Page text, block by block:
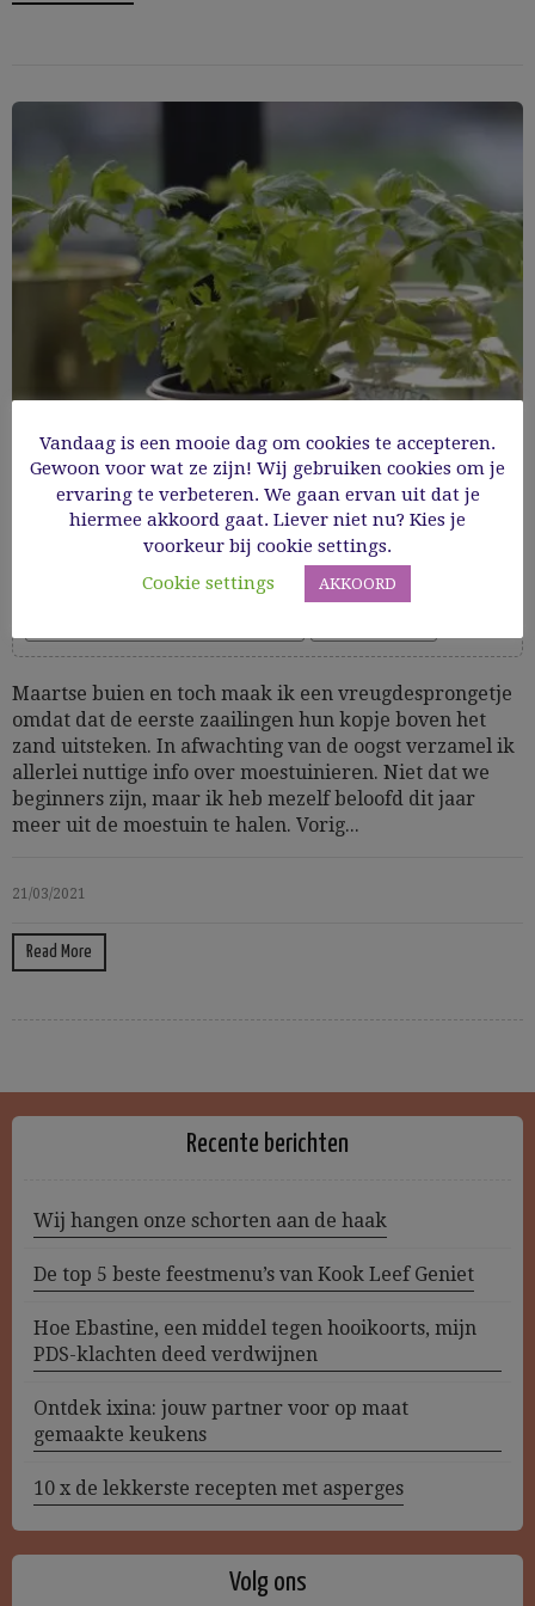
5 groenten die je kan kweken op de
vensterbank
Maartse buien en toch maak ik een vreugdesprongetje
omdat dat de eerste zaailingen hun kopje boven het
zand uitsteken. In afwachting van de oogst verzamel ik
allerlei nuttige info over moestuinieren. Niet dat we
beginners zijn, maar ik heb mezelf beloofd dit jaar
meer uit de moestuin te halen. Vorig...
21/03/2021
Read More
Recente berichten
Wij hangen onze schorten aan de haak
De top 5 beste feestmenu’s van Kook Leef Geniet
Hoe Ebastine, een middel tegen hooikoorts, mijn
PDS-klachten deed verdwijnen
Ontdek ixina: jouw partner voor op maat
gemaakte keukens
10 x de lekkerste recepten met asperges
Volg ons
Vandaag is een mooie dag om cookies te accepteren.
Gewoon voor wat ze zijn! Wij gebruiken cookies om je
ervaring te verbeteren. We gaan ervan uit dat je
hiermee akkoord gaat. Liever niet nu? Kies je
voorkeur bij cookie settings.
Cookie settings
AKKOORD